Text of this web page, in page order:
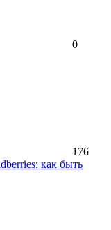
0
176
как быть